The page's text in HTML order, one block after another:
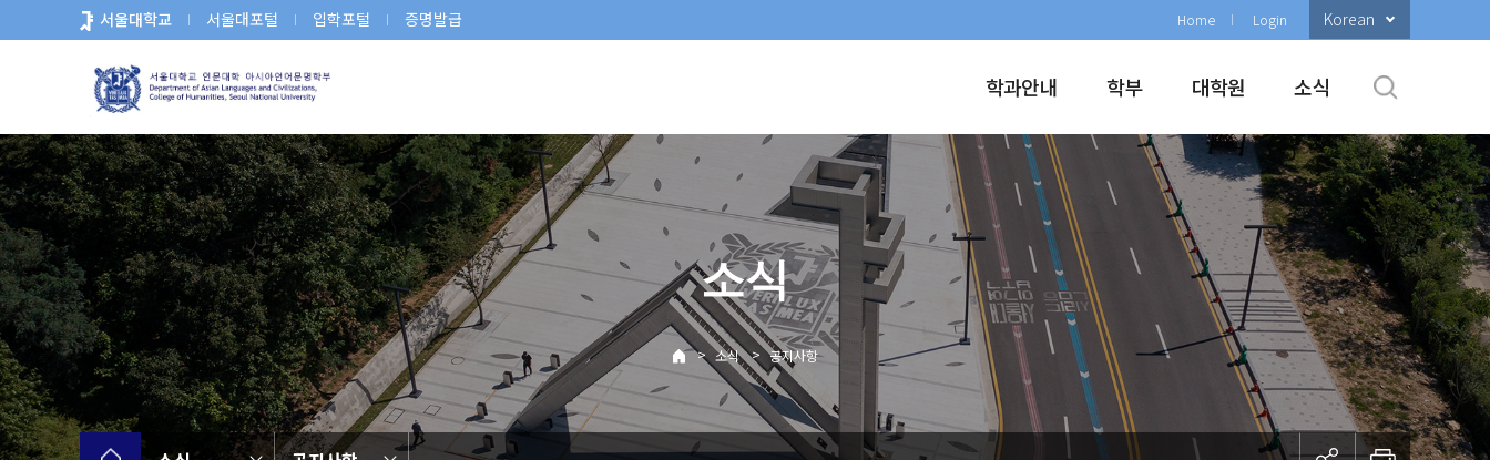
로
뉴
서울대학교 서울대포털 입학포털 증명발급 Home Login Korean
학과안내 학부 대학원 소식
소식
> 소식 > 공지사항